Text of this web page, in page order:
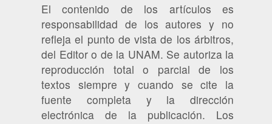
El contenido de los artículos es
responsabilidad de los autores y no
refleja el punto de vista de los árbitros,
del Editor o de la UNAM. Se autoriza la
reproducción total o parcial de los
textos siempre y cuando se cite la
fuente completa y la dirección
electrónica de la publicación. Los